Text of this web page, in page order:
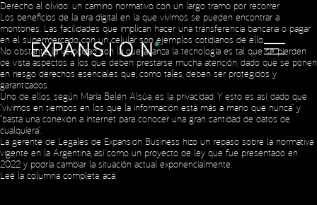
Derecho al olvido: un camino normativo con un largo tramo por recorrer
Los beneficios de la era digital en la que vivimos se pueden encontrar a
montones. Las facilidades que implican hacer una transferencia bancaria o pagar
en el supermercado con un celular son ejemplos cotidianos de ello.
No obstante, la velocidad con la que avanza la tecnología es tal que se pierden
de vista aspectos a los que deben prestarse mucha atención, dado que se ponen
en riesgo derechos esenciales que, como tales, deben ser protegidos y
garantizados.
Uno de ellos, según María Belén Alsúa, es la privacidad. Y esto es así, dado que
“vivimos en tiempos en los que la información está más a mano que nunca” y
“basta una conexión a internet para conocer una gran cantidad de datos de
cualquiera”.
La gerente de Legales de Expansion Business hizo un repaso sobre la normativa
vigente en la Argentina, así como un proyecto de ley que fue presentado en
2022 y podría cambiar la situación actual exponencialmente.
Leé la columna completa, acá
Social Media